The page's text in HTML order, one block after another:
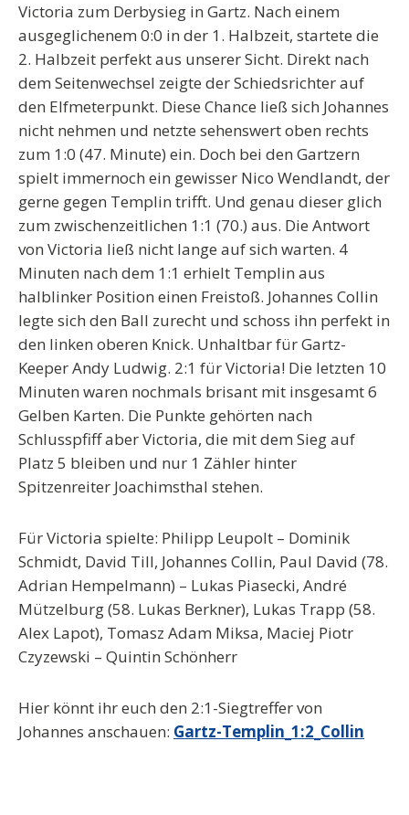
Victoria zum Derbysieg in Gartz. Nach einem
ausgeglichenem 0:0 in der 1. Halbzeit, startete die
2. Halbzeit perfekt aus unserer Sicht. Direkt nach
dem Seitenwechsel zeigte der Schiedsrichter auf
den Elfmeterpunkt. Diese Chance ließ sich Johannes
nicht nehmen und netzte sehenswert oben rechts
zum 1:0 (47. Minute) ein. Doch bei den Gartzern
spielt immernoch ein gewisser Nico Wendlandt, der
gerne gegen Templin trifft. Und genau dieser glich
zum zwischenzeitlichen 1:1 (70.) aus. Die Antwort
von Victoria ließ nicht lange auf sich warten. 4
Minuten nach dem 1:1 erhielt Templin aus
halblinker Position einen Freistoß. Johannes Collin
legte sich den Ball zurecht und schoss ihn perfekt in
den linken oberen Knick. Unhaltbar für Gartz-
Keeper Andy Ludwig. 2:1 für Victoria! Die letzten 10
Minuten waren nochmals brisant mit insgesamt 6
Gelben Karten. Die Punkte gehörten nach
Schlusspfiff aber Victoria, die mit dem Sieg auf
Platz 5 bleiben und nur 1 Zähler hinter
Spitzenreiter Joachimsthal stehen.
Für Victoria spielte: Philipp Leupolt – Dominik
Schmidt, David Till, Johannes Collin, Paul David (78.
Adrian Hempelmann) – Lukas Piasecki, André
Mützelburg (58. Lukas Berkner), Lukas Trapp (58.
Alex Lapot), Tomasz Adam Miksa, Maciej Piotr
Czyzewski – Quintin Schönherr
Hier könnt ihr euch den 2:1-Siegtreffer von
Johannes anschauen: Gartz-Templin_1:2_Collin